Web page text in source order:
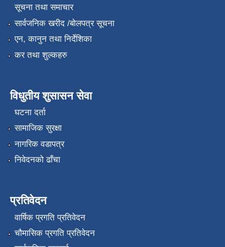
सूचना तथा समाचार
सार्वजनिक खरीद /बोलपत्र सूचना
एन, कानुन तथा निर्देशिका
कर तथा शुल्कहरु
विधुतीय शुसासन सेवा
घटना दर्ता
सामाजिक सुरक्षा
नागरिक वडापत्र
निवेदनको ढाँचा
प्रतिवेदन
वार्षिक प्रगति प्रतिवेदन
चौमासिक प्रगति प्रतिवेदन